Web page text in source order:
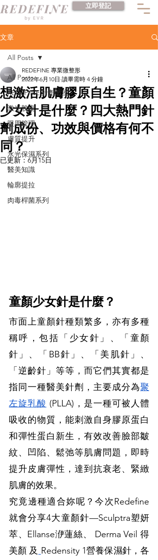
立即登記
文章
All Posts
REDEFINE 針劑教室
激光脫疣
眼周管理
膚質提升
水光保濕系列
醫美知識
輪廓提拉
肉毒桿菌系列
All Posts
想激活肌膚膠原自生？童顏
少女針是什麼？四大熱門針
劑成份、功效與價格有何不
同？
REDEFINE 專業微整形
2022年6月10日 讀畢需時 4 分鐘
已更新：6月15日
童顏少女針是什麼？
市面上童顏針種類繁多，亦有多種
稱呼，包括「少女針」、「童顏
針」、「BB針」、「美肌針」、
「逆齡針」等等，而它們其實都是
指同一種醫美針劑，主要成分為聚
左旋乳酸 (PLLA)，是一種可被人體
吸收的物質，能刺激自身膠原蛋白
和彈性蛋白新生，有效改善臉部皺
紋、凹陷、鬆弛等肌膚問題，即時
提升皮膚彈性，達到抗衰老、緊緻
肌膚的效果。
究竟邊種適合妳呢？今次Redefine
就會分享4大童顏針—Sculptra塑妍
萃、Ellanse洢蓮絲、 Derma Veil 得
美顏 及 Redensity 1營養保濕針，各